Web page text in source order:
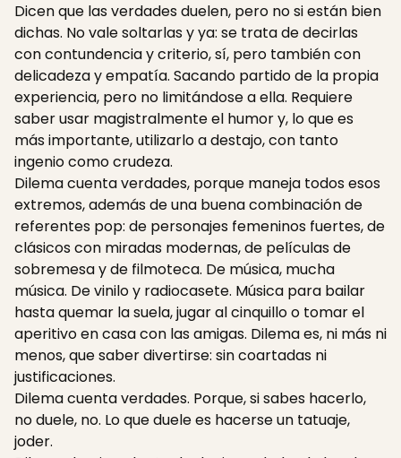
Dicen que las verdades duelen, pero no si están bien
dichas. No vale soltarlas y ya: se trata de decirlas
con contundencia y criterio, sí, pero también con
delicadeza y empatía. Sacando partido de la propia
experiencia, pero no limitándose a ella. Requiere
saber usar magistralmente el humor y, lo que es
más importante, utilizarlo a destajo, con tanto
ingenio como crudeza.
Dilema cuenta verdades, porque maneja todos esos
extremos, además de una buena combinación de
referentes pop: de personajes femeninos fuertes, de
clásicos con miradas modernas, de películas de
sobremesa y de filmoteca. De música, mucha
música. De vinilo y radiocasete. Música para bailar
hasta quemar la suela, jugar al cinquillo o tomar el
aperitivo en casa con las amigas. Dilema es, ni más ni
menos, que saber divertirse: sin coartadas ni
justificaciones.
Dilema cuenta verdades. Porque, si sabes hacerlo,
no duele, no. Lo que duele es hacerse un tatuaje,
joder.